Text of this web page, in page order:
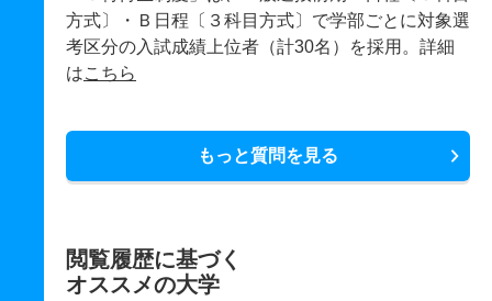
方式〕・Ｂ日程〔３科目方式〕で学部ごとに対象選
考区分の入試成績上位者（計30名）を採用。詳細
はこちら
もっと質問を見る
閲覧履歴に基づく
オススメの大学